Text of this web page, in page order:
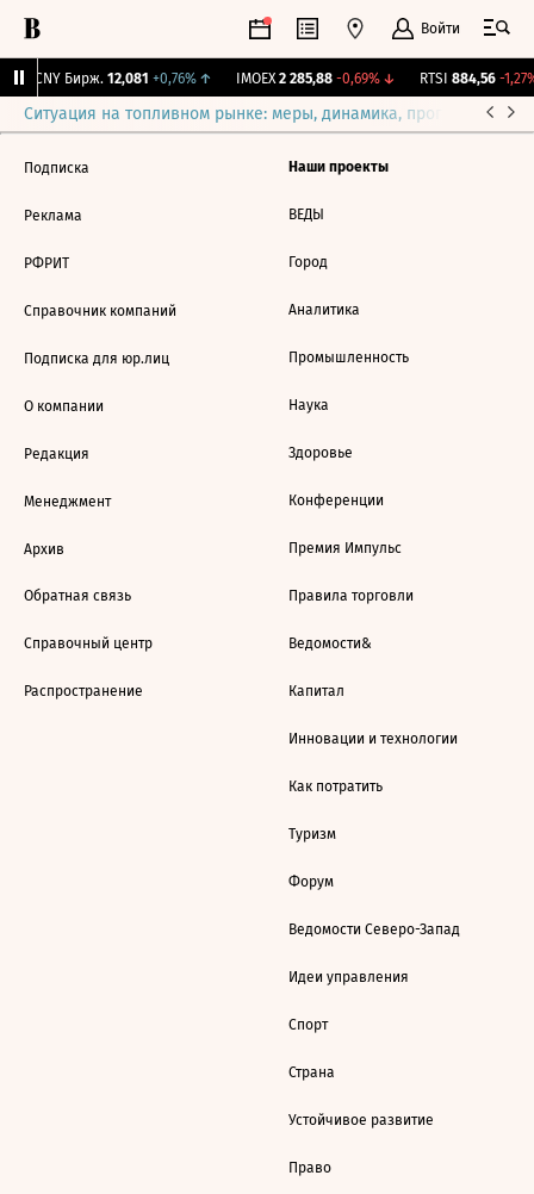
Войти
CNY Бирж. 12,081 +0,76%↑ IMOEX 2 285,88 -0,69%↓ RTSI 884,56 -1,27%
Ситуация на топливном рынке: меры, динамика, прогнозы
Подписка
Реклама
РФРИТ
Справочник компаний
Подписка для юр.лиц
О компании
Редакция
Менеджмент
Архив
Обратная связь
Справочный центр
Распространение
Наши проекты
ВЕДЫ
Город
Аналитика
Промышленность
Наука
Здоровье
Конференции
Премия Импульс
Правила торговли
Ведомости&
Капитал
Инновации и технологии
Как потратить
Туризм
Форум
Ведомости Северо-Запад
Идеи управления
Спорт
Страна
Устойчивое развитие
Право